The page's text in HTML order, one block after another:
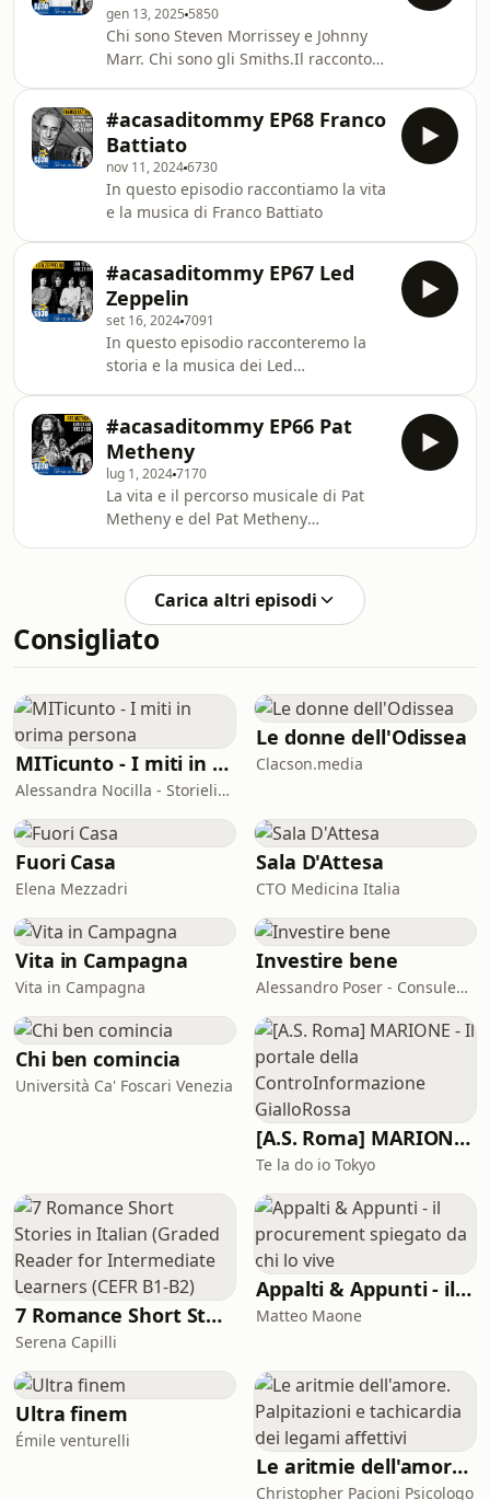
grande popolarità raggiunta con
Woodstock, fino al grande rilancio
dell’artista con l’album
Supernatural.Questa è la storia di un
musicista che ha attraversato i
decenni e le mode
gen 13, 2025 5850
Chi sono Steven Morrissey e Johnny
Marr. Chi sono gli Smiths.Il racconto
britannica negli anni 80.
#acasaditommy EP68 Franco
Battiato
nov 11, 20246730
In questo episodio raccontiamo la vita
e la musica di Franco Battiato
#acasaditommy EP67 Led
Zeppelin
set 16, 20247091
In questo episodio racconteremo la
storia e la musica dei Led
#acasaditommy EP66 Pat
Metheny
lug 1, 20247170
La vita e il percorso musicale di Pat
Metheny e del Pat Metheny
Carica altri episodi
Consigliato
MITicunto - I miti in prima persona
Alessandra Nocilla - Storielibere.fm
Le donne dell'Odissea
Clacson.media
Fuori Casa
Elena Mezzadri
Sala D'Attesa
CTO Medicina Italia
Vita in Campagna
Vita in Campagna
Investire bene
Alessandro Poser - Consulente Finanziario Fineco
Chi ben comincia
Università Ca' Foscari Venezia
[A.S. Roma] MARIONE - Il portale della ControInformazione GialloRossa
Te la do io Tokyo
7 Romance Short Stories in Italian (Graded Reader for Intermediate Learners (CEFR B1-B2)
Serena Capilli
Appalti & Appunti - il procurement spiegato da chi lo vive
Matteo Maone
Ultra finem
Émile venturelli
Le aritmie dell'amore. Palpitazioni e tachicardia dei legami affettivi
Christopher Pacioni Psicologo